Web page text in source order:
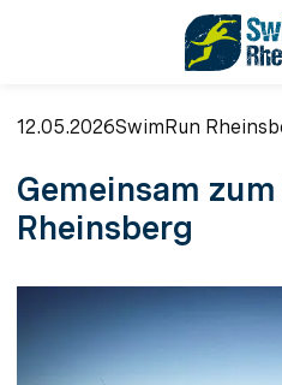
12.05.2026SwimRun
Gemeinsam
Rheinsberg